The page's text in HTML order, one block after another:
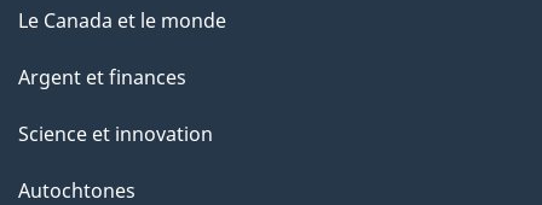
Le Canada et le monde
Argent et finances
Science et innovation
Autochtones